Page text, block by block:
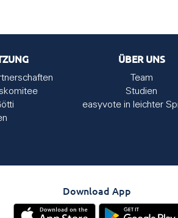
ÜBER UNS
Team
Studien
easyvote in leichter
Download App